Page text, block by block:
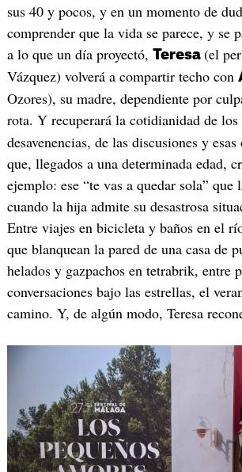
sus 40 y pocos, y en un momento de
comprender que la vida se parece, y se
a lo que un día proyectó, Teresa (el
Vázquez) volverá a compartir techo con
Ozores), su madre, dependiente por
rota. Y recuperará la cotidianidad de los
desavenencias, de las discusiones y
que, llegados a una determinada edad,
ejemplo: ese “te vas a quedar sola” que
cuando la hija admite su desastrosa
Entre viajes en bicicleta y baños en el
que blanquean la pared de una casa de
helados y gazpachos en tetrabrik, entre
conversaciones bajo las estrellas, el
camino. Y, de algún modo, Teresa